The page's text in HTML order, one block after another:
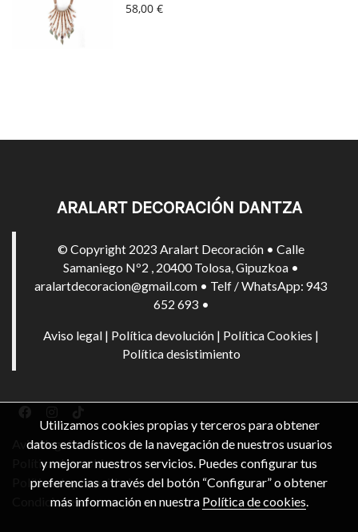
58,00 €
ARALART DECORACIÓN DANTZA
© Copyright 2023 Aralart Decoración • Calle
Samaniego Nº2 , 20400 Tolosa, Gipuzkoa •
aralartdecoracion@gmail.com • Telf / WhatsApp: 943
652 693 •
Aviso legal | Política devolución | Política Cookies |
Política desistimiento
Aviso legal
Política de cookies
Política de privacidad
Condiciones de compra
Utilizamos cookies propias y terceros para obtener
datos estadísticos de la navegación de nuestros usuarios
y mejorar nuestros servicios. Puedes configurar tus
preferencias a través del botón “Configurar” o obtener
más información en nuestra Política de cookies.